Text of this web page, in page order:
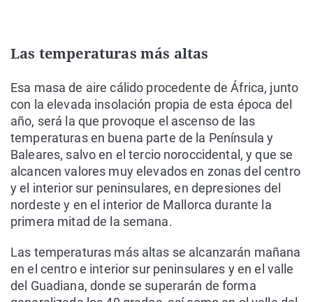
Las temperaturas más altas
Esa masa de aire cálido procedente de África, junto
con la elevada insolación propia de esta época del
año, será la que provoque el ascenso de las
temperaturas en buena parte de la Península y
Baleares, salvo en el tercio noroccidental, y que se
alcancen valores muy elevados en zonas del centro
y el interior sur peninsulares, en depresiones del
nordeste y en el interior de Mallorca durante la
primera mitad de la semana.
Las temperaturas más altas se alcanzarán mañana
en el centro e interior sur peninsulares y en el valle
del Guadiana, donde se superarán de forma